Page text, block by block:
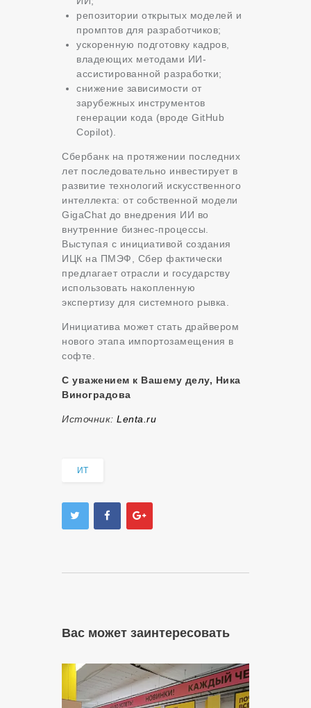
репозитории открытых моделей и
промптов для разработчиков;
ускоренную подготовку кадров,
владеющих методами ИИ-
ассистированной разработки;
снижение зависимости от
зарубежных инструментов
генерации кода (вроде GitHub
Copilot).
Сбербанк на протяжении последних
лет последовательно инвестирует в
развитие технологий искусственного
интеллекта: от собственной модели
GigaChat до внедрения ИИ во
внутренние бизнес-процессы.
Выступая с инициативой создания
ИЦК на ПМЭФ, Сбер фактически
предлагает отрасли и государству
использовать накопленную
экспертизу для системного рывка.
Инициатива может стать драйвером
нового этапа импортозамещения в
софте.
С уважением к Вашему делу, Ника
Виноградова
Источник: Lenta.ru
ИТ
Вас может заинтересовать